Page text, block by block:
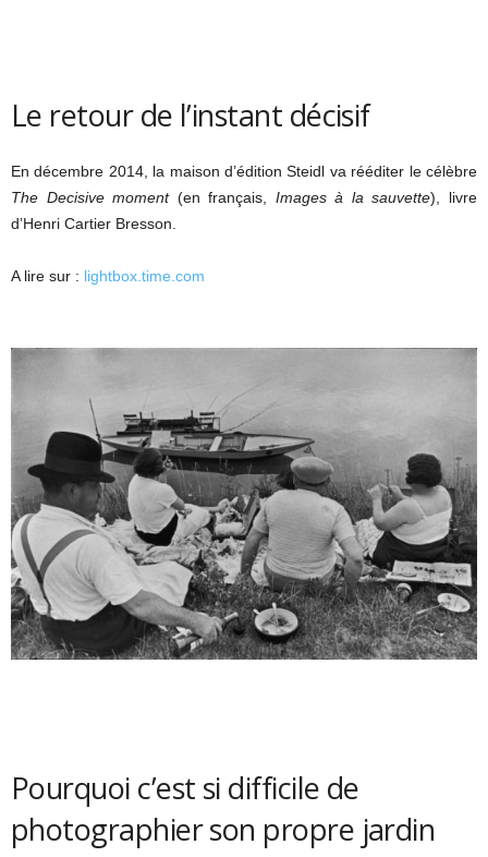
Le retour de l’instant décisif
En décembre 2014, la maison d’édition Steidl va rééditer le célèbre
The Decisive moment(en français, Images à la sauvette), livre
d’Henri Cartier Bresson.
A lire sur : lightbox.time.com
Pourquoi c’est si difficile de
photographier son propre jardin